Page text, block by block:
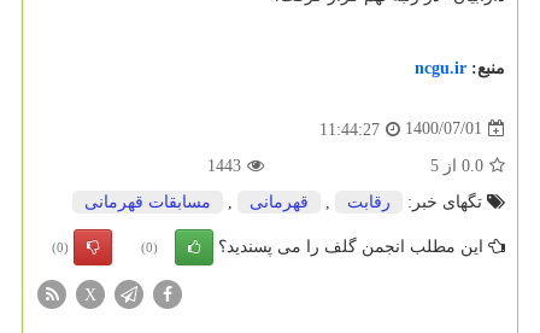
منبع: ncgu.ir
1400/07/01
11:44:27
0.0 از 5
1443
تگهای خبر:
رقابت قهرمانی مسابقات قهرمانی
این مطلب انجمن گلف را می پسندید؟ (0)
(0)
X